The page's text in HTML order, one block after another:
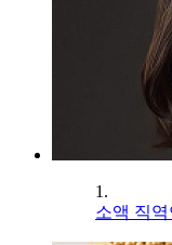
1.
소액 직